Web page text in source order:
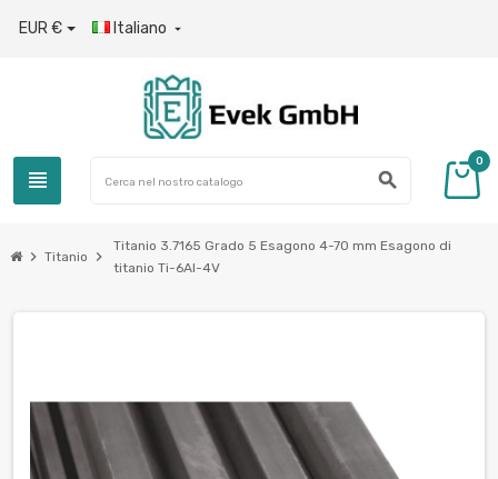
EUR € Italiano 
view_headline search
0
chevron_right Titanio chevron_right
Titanio 3.7165 Grado 5 Esagono 4-70 mm Esagono di
titanio Ti-6Al-4V